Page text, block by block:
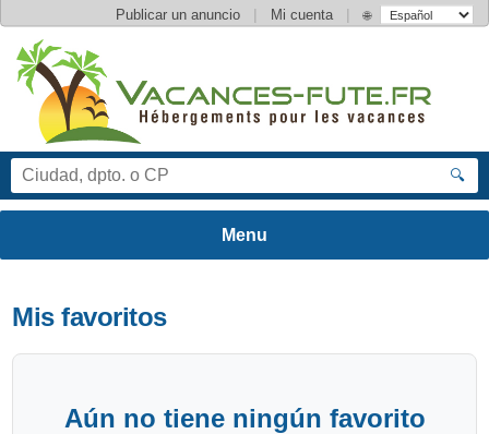
Publicar un anuncio | Mi cuenta | 🌐
🔍
Mis favoritos
Aún no tiene ningún favorito